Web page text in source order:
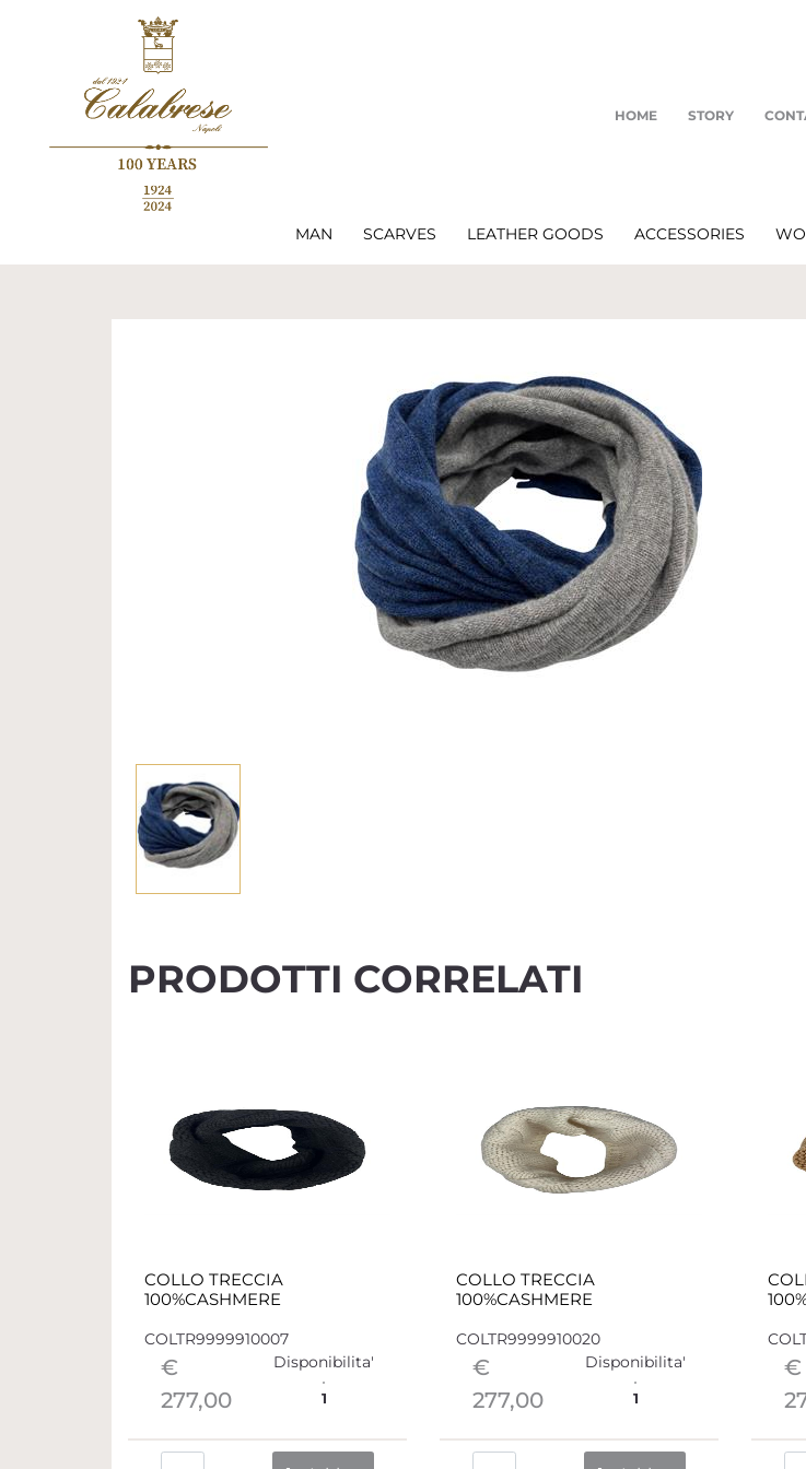
HOME STORY
MAN SCARVES LEATHER GOODS ACCESSORIES
PRODOTTI CORRELATI
COLLO TRECCIA
100%CASHMERE
COLTR9999910007
€
277,00
Disponibilita'
1
COLLO TRECCIA
100%CASHMERE
COLTR9999910020
€
277,00
Disponibilita'
1
€